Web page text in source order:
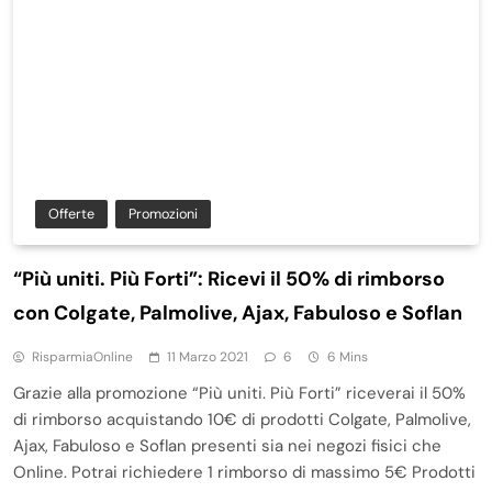
Offerte Promozioni
“Più uniti. Più Forti”: Ricevi il 50% di rimborso
con Colgate, Palmolive, Ajax, Fabuloso e Soflan
RisparmiaOnline 11 Marzo 2021 6 6 Mins
Grazie alla promozione “Più uniti. Più Forti” riceverai il 50%
di rimborso acquistando 10€ di prodotti Colgate, Palmolive,
Ajax, Fabuloso e Soflan presenti sia nei negozi fisici che
Online. Potrai richiedere 1 rimborso di massimo 5€ Prodotti